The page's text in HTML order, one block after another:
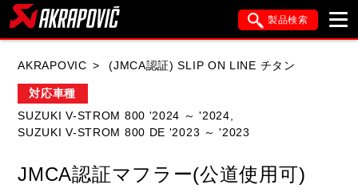
製品検索
KAWASAKI APRILIA BMW DUCATI
AKRAPOVIC (JMCA認証) SLIP ON LINE チタン
対応車種
SUZUKI V-STROM 800 '2024 ～ '2024,
SUZUKI V-STROM 800 DE '2023 ～ '2023
JMCA認証マフラー(公道使用可)